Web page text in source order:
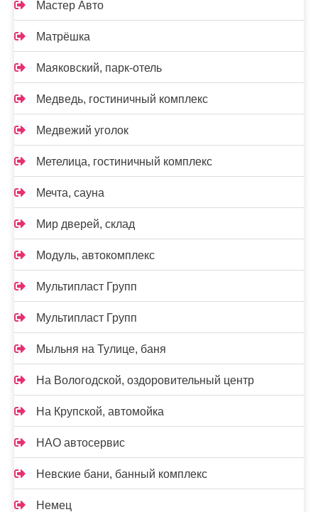
Мастер Авто
Матрёшка
Маяковский, парк-отель
Медведь, гостиничный комплекс
Медвежий уголок
Метелица, гостиничный комплекс
Мечта, сауна
Мир дверей, склад
Модуль, автокомплекс
Мультипласт Групп
Мультипласт Групп
Мыльня на Тулице, баня
На Вологодской, оздоровительный центр
На Крупской, автомойка
НАО автосервис
Невские бани, банный комплекс
Немец